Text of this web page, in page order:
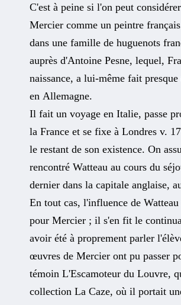
C'est à peine si l'on peut
Mercier comme un peintre
dans une famille de huguenots
auprès d'Antoine Pesne, lequel,
naissance, a lui-même fait
en Allemagne.
Il fait un voyage en Italie, passe
la France et se fixe à Londres v.
le restant de son existence. On
rencontré Watteau au cours du
dernier dans la capitale anglaise,
En tout cas, l'influence de
pour Mercier ; il s'en fit le
avoir été à proprement parler
œuvres de Mercier ont pu passer
témoin L'Escamoteur du Louvre,
collection La Caze, où il portait